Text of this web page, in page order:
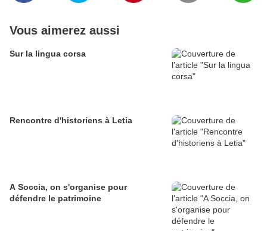
Vous aimerez aussi
Sur la lingua corsa
Rencontre d'historiens à Letia
A Soccia, on s'organise pour
défendre le patrimoine